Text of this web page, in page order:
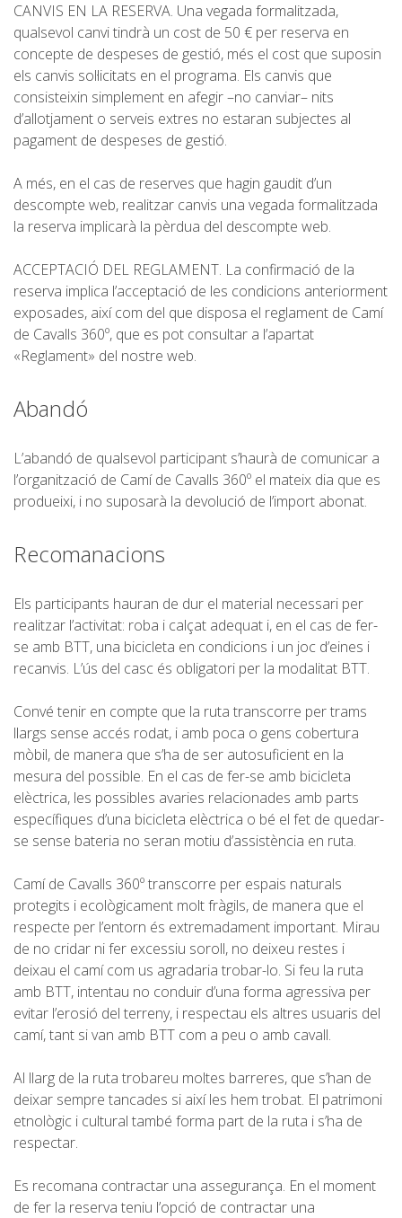
CANVIS EN LA RESERVA. Una vegada formalitzada,
qualsevol canvi tindrà un cost de 50 € per reserva en
concepte de despeses de gestió, més el cost que suposin
els canvis sol·licitats en el programa. Els canvis que
consisteixin simplement en afegir –no canviar– nits
d’allotjament o serveis extres no estaran subjectes al
pagament de despeses de gestió.
A més, en el cas de reserves que hagin gaudit d’un
descompte web, realitzar canvis una vegada formalitzada
la reserva implicarà la pèrdua del descompte web.
ACCEPTACIÓ DEL REGLAMENT. La confirmació de la
reserva implica l’acceptació de les condicions anteriorment
exposades, així com del que disposa el reglament de Camí
de Cavalls 360º, que es pot consultar a l’apartat
«Reglament» del nostre web.
Abandó
L’abandó de qualsevol participant s’haurà de comunicar a
l’organització de Camí de Cavalls 360º el mateix dia que es
produeixi, i no suposarà la devolució de l’import abonat.
Recomanacions
Els participants hauran de dur el material necessari per
realitzar l’activitat: roba i calçat adequat i, en el cas de fer-
se amb BTT, una bicicleta en condicions i un joc d’eines i
recanvis. L’ús del casc és obligatori per la modalitat BTT.
Convé tenir en compte que la ruta transcorre per trams
llargs sense accés rodat, i amb poca o gens cobertura
mòbil, de manera que s’ha de ser autosuficient en la
mesura del possible. En el cas de fer-se amb bicicleta
elèctrica, les possibles avaries relacionades amb parts
específiques d’una bicicleta elèctrica o bé el fet de quedar-
se sense bateria no seran motiu d’assistència en ruta.
Camí de Cavalls 360º transcorre per espais naturals
protegits i ecològicament molt fràgils, de manera que el
respecte per l’entorn és extremadament important. Mirau
de no cridar ni fer excessiu soroll, no deixeu restes i
deixau el camí com us agradaria trobar-lo. Si feu la ruta
amb BTT, intentau no conduir d’una forma agressiva per
evitar l’erosió del terreny, i respectau els altres usuaris del
camí, tant si van amb BTT com a peu o amb cavall.
Al llarg de la ruta trobareu moltes barreres, que s’han de
deixar sempre tancades si així les hem trobat. El patrimoni
etnològic i cultural també forma part de la ruta i s’ha de
respectar.
Es recomana contractar una assegurança. En el moment
de fer la reserva teniu l’opció de contractar una